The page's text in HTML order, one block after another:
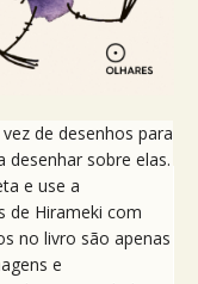
de desenhos para
desenhar sobre elas.
e use a
de Hirameki com
no livro são apenas
e